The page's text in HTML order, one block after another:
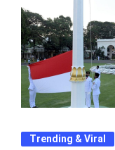
Trending & Viral